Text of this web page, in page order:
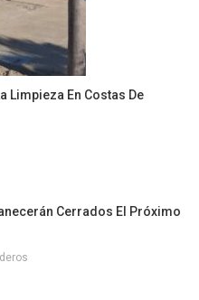
Limpieza En Costas De
Cerrados El Próximo